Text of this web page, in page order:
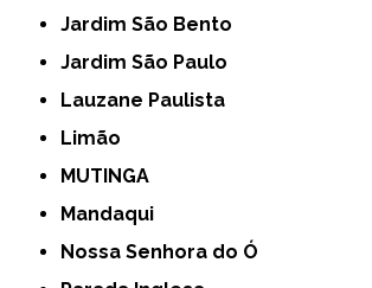
Jardim São Bento
Jardim São Paulo
Lauzane Paulista
Limão
MUTINGA
Mandaqui
Nossa Senhora do Ó